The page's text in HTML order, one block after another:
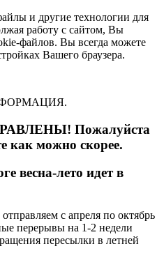
и другие технологии для
работу с сайтом, Вы
файлов. Вы всегда можете
Вашего браузера.
Пожалуйста
как можно скорее.
весна-лето идет в
с апреля по октябрь
перерывы на 1-2 недели
пересылки в летней